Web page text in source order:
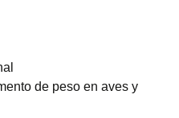
de peso en aves y